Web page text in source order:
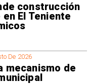
construcción
El Teniente
De 2026
mecanismo de